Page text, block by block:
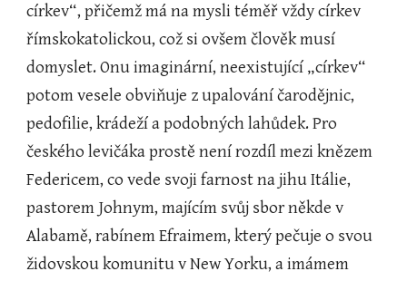
církev“, přičemž má na mysli téměř vždy církev
římskokatolickou, což si ovšem člověk musí
domyslet. Onu imaginární, neexistující „církev“
potom vesele obviňuje z upalování čarodějnic,
pedofilie, krádeží a podobných lahůdek. Pro
českého levičáka prostě není rozdíl mezi knězem
Federicem, co vede svoji farnost na jihu Itálie,
pastorem Johnym, majícím svůj sbor někde v
Alabamě, rabínem Efraimem, který pečuje o svou
židovskou komunitu v New Yorku, a imámem